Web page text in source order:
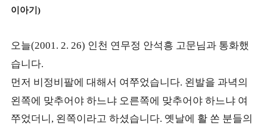
이아기)
오늘(2001. 2. 26) 인천 연무정 안석흥 고문님과 통화했
습니다.
먼저 비정비팔에 대해서 여쭈었습니다. 왼발을 과녁의
왼쪽에 맞추어야 하느냐 오른쪽에 맞추어야 하느냐 여
쭈었더니, 왼쪽이라고 하셨습니다. 옛날에 활 쏜 분들의